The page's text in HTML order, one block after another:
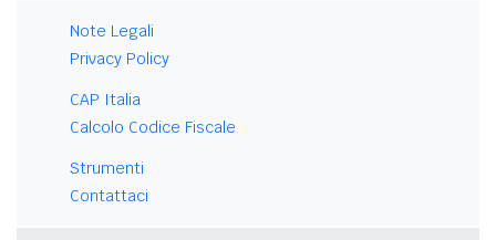
Note Legali
Privacy Policy
CAP Italia
Calcolo Codice Fiscale
Strumenti
Contattaci